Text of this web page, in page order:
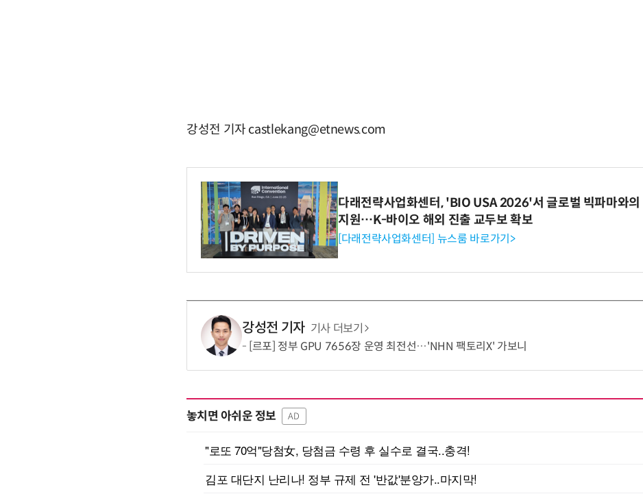
강성전 기자 castlekang@etnews.com
다래전략사업화센터, 'BIO USA 2026'서 글로벌 빅파마와의
지원…K-바이오 해외 진출 교두보 확보
[다래전략사업화센터] 뉴스룸 바로가기>
강성전 기자 기사 더보기
[르포] 정부 GPU 7656장 운영 최전선…'NHN 팩토리X' 가보니
놓치면 아쉬운 정보 AD